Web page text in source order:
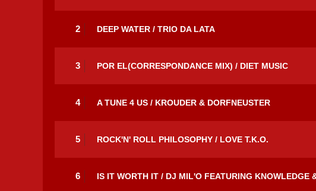
2 DEEP WATER / TRIO DA LATA
3 POR EL(CORRESPONDANCE MIX) / DIET MUSIC
4 A TUNE 4 US / KROUDER & DORFNEUSTER
5 ROCK'N' ROLL PHILOSOPHY / LOVE T.K.O.
6 IS IT WORTH IT / DJ MIL'O FEATURING KNOWLEDGE